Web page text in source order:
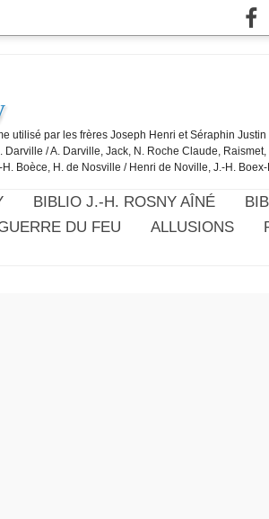
utilisé par les frères Joseph Henri et Séraphin
Darville / A. Darville, Jack, N. Roche Claude,
H. Boèce, H. de Nosville / Henri de Noville, J.-H.
BIBLIO J.-H. ROSNY AÎNÉ
DU FEU ALLUSIONS